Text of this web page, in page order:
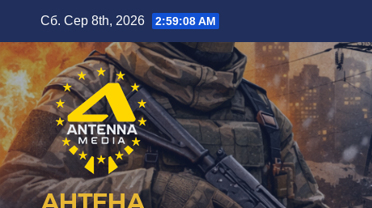
вмісту
Сб. Сер 8th, 2026 2:59:10 AM